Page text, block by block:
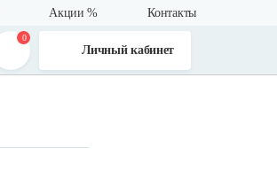
Акции % Контакты
0
Личный кабинет